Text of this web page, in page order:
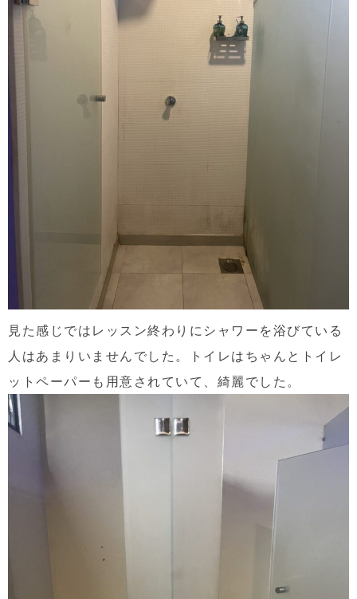
見た感じではレッスン終わりにシャワーを浴びている
人はあまりいませんでした。トイレはちゃんとトイレ
ットペーパーも用意されていて、綺麗でした。